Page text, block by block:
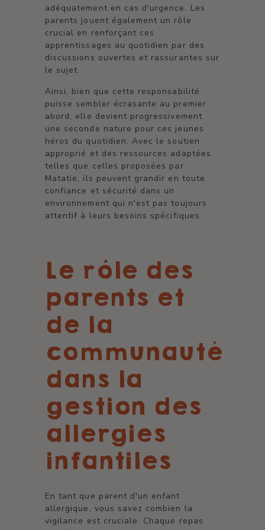
adéquatement en cas d'urgence. Les
parents jouent également un rôle
crucial en renforçant ces
apprentissages au quotidien par des
discussions ouvertes et rassurantes sur
le sujet.
Ainsi, bien que cette responsabilité
puisse sembler écrasante au premier
abord, elle devient progressivement
une seconde nature pour ces jeunes
héros du quotidien. Avec le soutien
approprié et des ressources adaptées
telles que celles proposées par
Matatie, ils peuvent grandir en toute
confiance et sécurité dans un
environnement qui n'est pas toujours
attentif à leurs besoins spécifiques.
Le rôle des
parents et
de la
communauté
dans la
gestion des
allergies
infantiles
En tant que parent d'un enfant
allergique, vous savez combien la
vigilance est cruciale. Chaque repas